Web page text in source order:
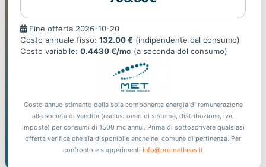
Fine
offerta
Fine offerta 2026-10-20
Costo annuale fisso: 132.00 € (indipendente dal consumo)
Costo variabile: 0.4430 €/mc (a seconda del consumo)
Costo annuo stimanto della sola componente energia di remunerazione
alla società di vendita (esclusi oneri di sistema, distribuzione, iva,
imposte) per consumi di 1500 mc annui. Prima di sottoscrivere qualsiasi
offerta verifica che sia disponibile anche nel comune di pertinenza. Per
confronto e suggerimenti info@prometheas.it